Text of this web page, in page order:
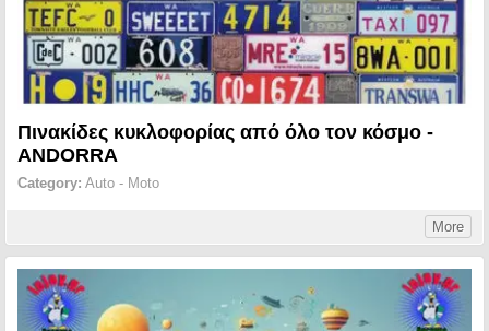
Πινακίδες κυκλοφορίας από όλο τον κόσμο -
ANDORRA
Category: Auto - Moto
More